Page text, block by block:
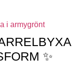
✨